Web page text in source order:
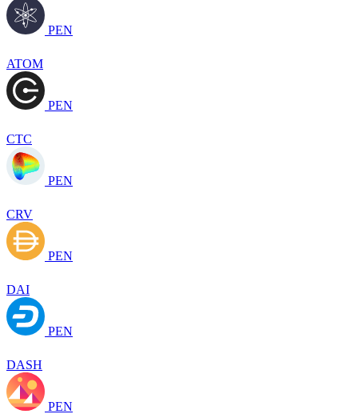
PEN
ATOM
PEN
CTC
PEN
CRV
PEN
DAI
PEN
DASH
PEN